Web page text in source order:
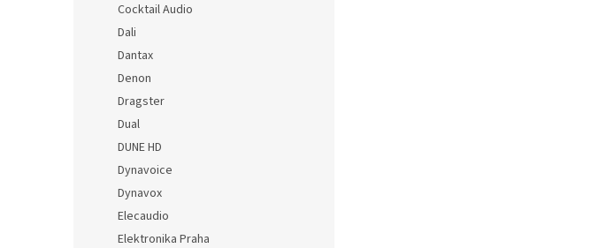
Cocktail Audio
Dali
Dantax
Denon
Dragster
Dual
DUNE HD
Dynavoice
Dynavox
Elecaudio
Elektronika Praha